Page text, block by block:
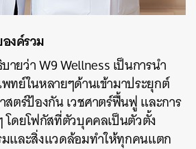
งค์รวม
ยว่า W9 Wellness เป็นการนำ
ทย์ในหลายๆด้านเข้ามาประยุกต์
สตร์ป้องกัน เวชศาตร์ฟื้นฟู และการ
โดยโฟกัสที่ตัวบุคคลเป็นตัวตั้ง
มและสิ่งแวดล้อมทำให้ทุกคนแตก